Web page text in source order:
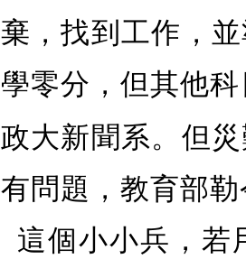
棄，找到工作，
學零分，但其他
政大新聞系。但
有問題，教育部
這個小小兵，若